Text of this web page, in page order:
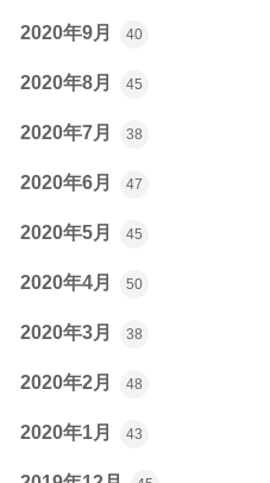
2020年9月 40
2020年8月 45
2020年7月 38
2020年6月 47
2020年5月 45
2020年4月 50
2020年3月 38
2020年2月 48
2020年1月 43